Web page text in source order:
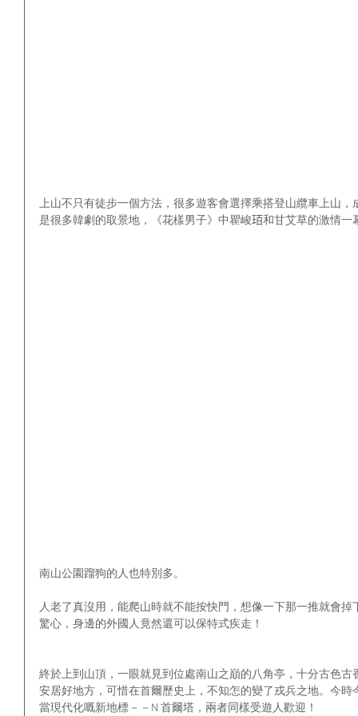
上山不只有徒步一個方法，很多遊客會選擇乘搭登山纜車上山
是很多韓劇的取景地，《花樣男子》中瞿峻𤤿和甘艾草的激情
南山公園蹓狗的人也特別多。
人老了真沒用，能爬山時就不能按快門，想像一下那一推就會掉
驚心，身邊的外國人竟然還可以保特式疾走！
終於上到山頂，一眼就見到位處南山之巔的八角亭，十分古色
安居好地方，可惜在首爾歷史上，不知怎的變了戎兵之地。今
當現代化嘅新地標－－N 首爾塔，兩者同樣受遊人歡迎！